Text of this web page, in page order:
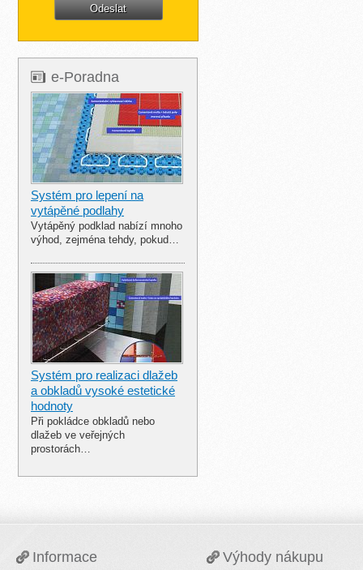
e-Poradna
Systém pro lepení na
vytápěné podlahy
Vytápěný podklad nabízí mnoho
výhod, zejména tehdy, pokud…
Systém pro realizaci dlažeb
a obkladů vysoké estetické
hodnoty
Při pokládce obkladů nebo
dlažeb ve veřejných
prostorách…
Informace Výhody nákupu